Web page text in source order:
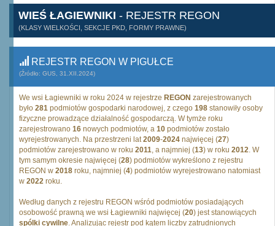
WIEŚ ŁAGIEWNIKI - REJESTR REGON
(KLASY WIELKOŚCI, SEKCJE PKD, FORMY PRAWNE)
REJESTR REGON W PIGUŁCE
(Źródło: GUS, 31.XII.2024)
We wsi Łagiewniki w roku 2024 w rejestrze REGON zarejestrowanych
było 281 podmiotów gospodarki narodowej, z czego 198 stanowiły osoby
fizyczne prowadzące działalność gospodarczą. W tymże roku
zarejestrowano 16 nowych podmiotów, a 10 podmiotów zostało
wyrejestrowanych. Na przestrzeni lat2009-2024 najwięcej (27)
podmiotów zarejestrowano w roku 2011, a najmniej (13) w roku 2012. W
tym samym okresie najwięcej (28) podmiotów wykreślono z rejestru
REGON w 2018 roku, najmniej (4) podmiotów wyrejestrowano natomiast
w 2022 roku.
Według danych z rejestru REGON wśród podmiotów posiadających
osobowość prawną we wsi Łagiewniki najwięcej (20) jest stanowiących
spólki cywilne. Analizując rejestr pod kątem liczby zatrudnionych